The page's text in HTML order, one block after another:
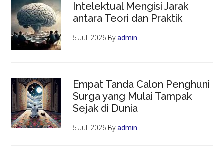
Intelektual Mengisi Jarak
antara Teori dan Praktik
5 Juli 2026 Byadmin
Empat Tanda Calon Penghuni
Surga yang Mulai Tampak
Sejak di Dunia
5 Juli 2026 Byadmin